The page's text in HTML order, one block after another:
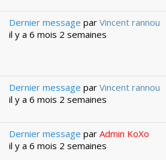
Dernier message par Vincent rannou
il y a 6 mois 2 semaines
Dernier message par Vincent rannou
il y a 6 mois 2 semaines
Dernier message par Admin KoXo
il y a 6 mois 2 semaines